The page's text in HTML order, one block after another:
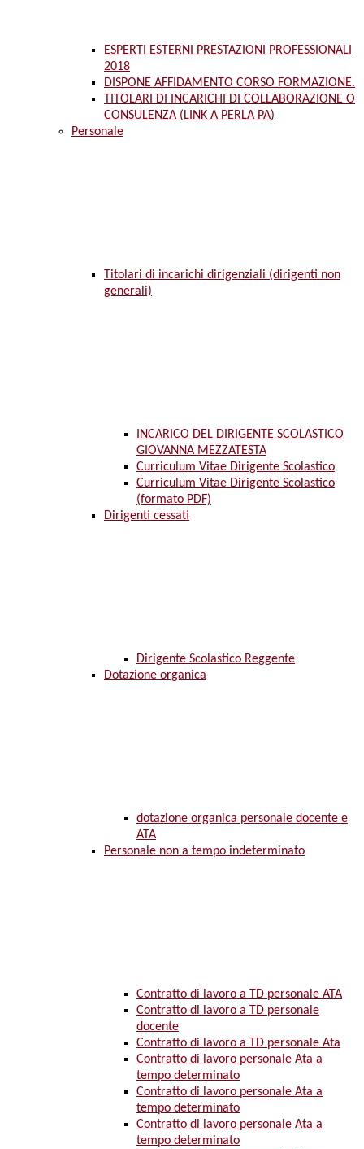
ESPERTI ESTERNI PRESTAZIONI PROFESSIONALI
2018
DISPONE AFFIDAMENTO CORSO FORMAZIONE.
TITOLARI DI INCARICHI DI COLLABORAZIONE O
CONSULENZA (LINK A PERLA PA)
Personale
Titolari di incarichi dirigenziali (dirigenti non
generali)
INCARICO DEL DIRIGENTE SCOLASTICO
GIOVANNA MEZZATESTA
Curriculum Vitae Dirigente Scolastico
Curriculum Vitae Dirigente Scolastico
(formato PDF)
Dirigenti cessati
Dirigente Scolastico Reggente
Dotazione organica
dotazione organica personale docente e
ATA
Personale non a tempo indeterminato
Contratto di lavoro a TD personale ATA
Contratto di lavoro a TD personale
docente
Contratto di lavoro a TD personale Ata
Contratto di lavoro personale Ata a
tempo determinato
Contratto di lavoro personale Ata a
tempo determinato
Contratto di lavoro personale Ata a
tempo determinato